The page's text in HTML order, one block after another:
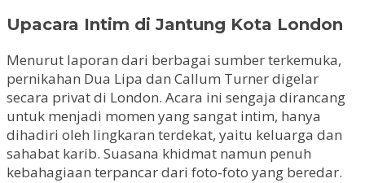
Upacara Intim di Jantung Kota London
Menurut laporan dari berbagai sumber terkemuka,
pernikahan Dua Lipa dan Callum Turner digelar
secara privat di London. Acara ini sengaja dirancang
untuk menjadi momen yang sangat intim, hanya
dihadiri oleh lingkaran terdekat, yaitu keluarga dan
sahabat karib. Suasana khidmat namun penuh
kebahagiaan terpancar dari foto-foto yang beredar.